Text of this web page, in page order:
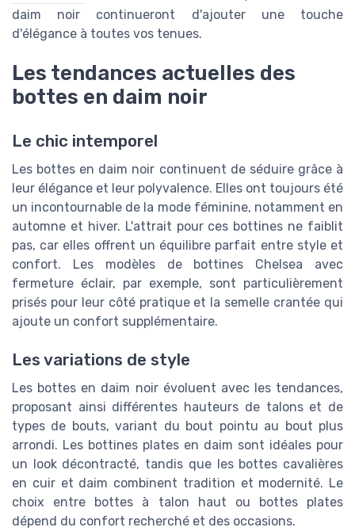
daim noir continueront d'ajouter une touche
d'élégance à toutes vos tenues.
Les tendances actuelles des
bottes en daim noir
Le chic intemporel
Les bottes en daim noir continuent de séduire grâce à
leur élégance et leur polyvalence. Elles ont toujours été
un incontournable de la mode féminine, notamment en
automne et hiver. L'attrait pour ces bottines ne faiblit
pas, car elles offrent un équilibre parfait entre style et
confort. Les modèles de bottines Chelsea avec
fermeture éclair, par exemple, sont particulièrement
prisés pour leur côté pratique et la semelle crantée qui
ajoute un confort supplémentaire.
Les variations de style
Les bottes en daim noir évoluent avec les tendances,
proposant ainsi différentes hauteurs de talons et de
types de bouts, variant du bout pointu au bout plus
arrondi. Les bottines plates en daim sont idéales pour
un look décontracté, tandis que les bottes cavalières
en cuir et daim combinent tradition et modernité. Le
choix entre bottes à talon haut ou bottes plates
dépend du confort recherché et des occasions.